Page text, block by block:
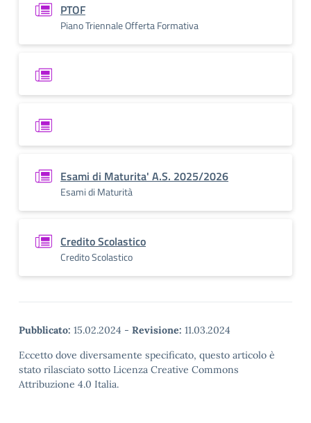
PTOF
Piano Triennale Offerta Formativa
Esami di Maturita' A.S. 2025/2026
Esami di Maturità
Credito Scolastico
Credito Scolastico
Pubblicato: 15.02.2024 - Revisione: 11.03.2024
Eccetto dove diversamente specificato, questo articolo è
stato rilasciato sotto Licenza Creative Commons
Attribuzione 4.0 Italia.